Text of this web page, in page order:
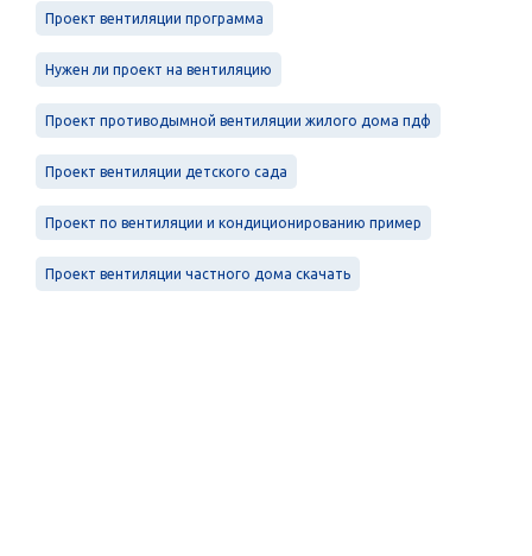
Проект вентиляции программа
Нужен ли проект на вентиляцию
Проект противодымной вентиляции жилого дома пдф
Проект вентиляции детского сада
Проект по вентиляции и кондиционированию пример
Проект вентиляции частного дома скачать